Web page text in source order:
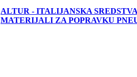
ALTUR - ITALIJANSKA
MATERIJALI ZA POPRAVKU